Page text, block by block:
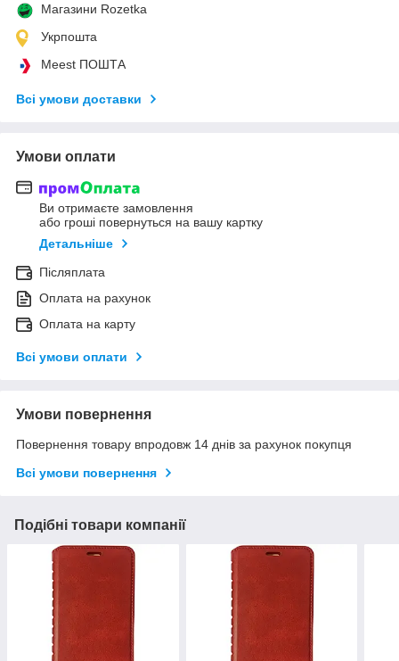
Магазини Rozetka
Укрпошта
Meest ПОШТА
Всі умови доставки
Умови оплати
Ви отримаєте замовлення
або гроші повернуться на вашу картку
Детальніше
Післяплата
Оплата на рахунок
Оплата на карту
Всі умови оплати
Умови повернення
Повернення товару впродовж 14 днів за рахунок покупця
Всі умови повернення
Подібні товари компанії